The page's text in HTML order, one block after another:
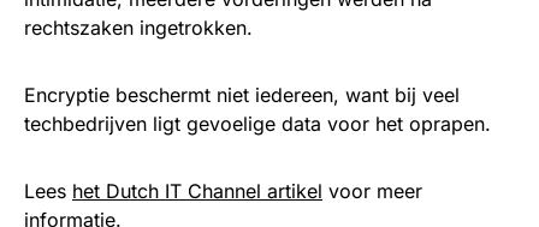
rechtszaken ingetrokken.
Encryptie beschermt niet iedereen, want bij veel
techbedrijven ligt gevoelige data voor het oprapen.
Lees het Dutch IT Channel artikel voor meer
informatie.